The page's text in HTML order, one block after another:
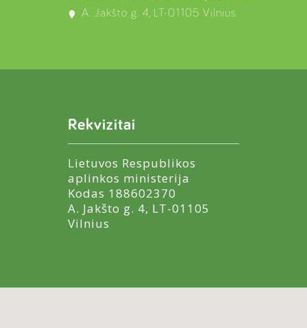
A. Jakšto g. 4, LT-01105 Vilnius
Rekvizitai
Lietuvos Respublikos
aplinkos ministerija
Kodas 188602370
A. Jakšto g. 4, LT-01105
Vilnius